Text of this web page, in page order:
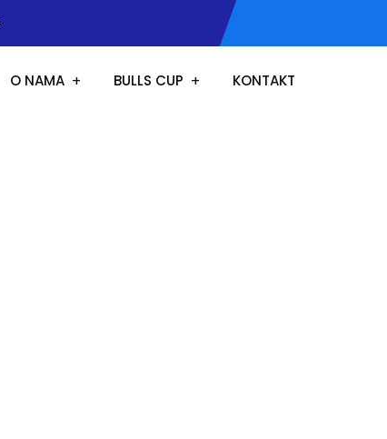
O NAMA BULLS CUP KONTAKT